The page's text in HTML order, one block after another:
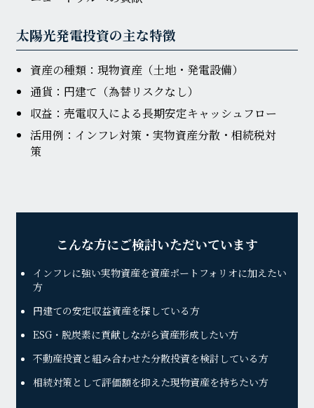
太陽光発電投資の主な特徴
資産の種類：現物資産（土地・発電設備）
通貨：円建て（為替リスクなし）
収益：売電収入による長期安定キャッシュフロー
活用例：インフレ対策・実物資産分散・相続税対
策
こんな方にご検討いただいています
インフレに強い実物資産を資産ポートフォリオに加えたい
方
円建ての安定収益資産を探している方
ESG・脱炭素に貢献しながら資産形成したい方
不動産投資と組み合わせた分散投資を検討している方
相続対策として評価額を抑えた現物資産を持ちたい方